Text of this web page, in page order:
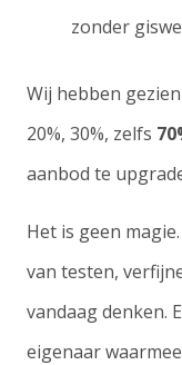
zonder
Wij hebben
20%, 30%, zelfs
aanbod te
Het is geen
van testen,
vandaag denken.
eigenaar